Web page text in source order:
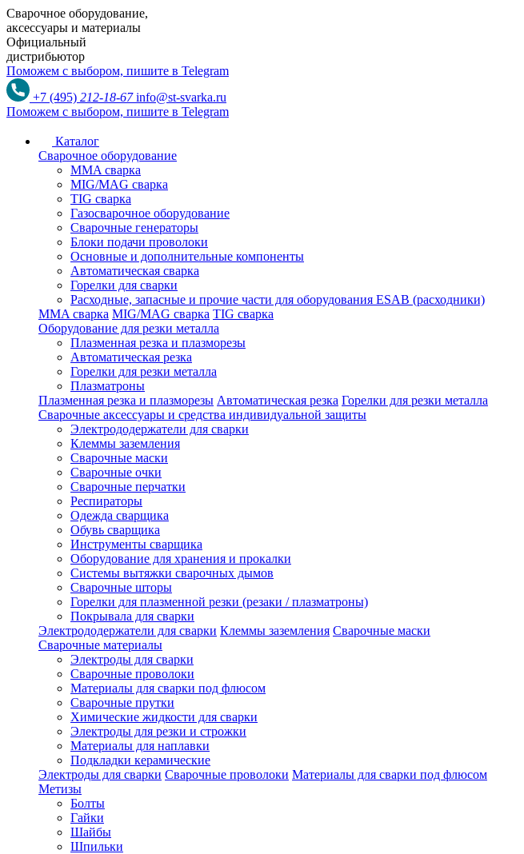
Сварочное оборудование,
аксессуары и материалы
Официальный
дистрибьютор
Поможем с выбором, пишите в Telegram
+7 (495) 212-18-67 info@st-svarka.ru
Поможем с выбором, пишите в Telegram
Каталог
Сварочное оборудование
MMA сварка
MIG/MAG сварка
TIG сварка
Газосварочное оборудование
Сварочные генераторы
Блоки подачи проволоки
Основные и дополнительные компоненты
Автоматическая сварка
Горелки для сварки
Расходные, запасные и прочие части для оборудования ESAB (расходники)
MMA сварка MIG/MAG сварка TIG сварка
Оборудование для резки металла
Плазменная резка и плазморезы
Автоматическая резка
Горелки для резки металла
Плазматроны
Плазменная резка и плазморезы Автоматическая резка Горелки для резки металла
Сварочные аксессуары и средства индивидуальной защиты
Электрододержатели для сварки
Клеммы заземления
Сварочные маски
Сварочные очки
Сварочные перчатки
Респираторы
Одежда сварщика
Обувь сварщика
Инструменты сварщика
Оборудование для хранения и прокалки
Системы вытяжки сварочных дымов
Сварочные шторы
Горелки для плазменной резки (резаки / плазматроны)
Покрывала для сварки
Электрододержатели для сварки Клеммы заземления Сварочные маски
Сварочные материалы
Электроды для сварки
Сварочные проволоки
Материалы для сварки под флюсом
Сварочные прутки
Химические жидкости для сварки
Электроды для резки и строжки
Материалы для наплавки
Подкладки керамические
Электроды для сварки Сварочные проволоки Материалы для сварки под флюсом
Метизы
Болты
Гайки
Шайбы
Шпильки